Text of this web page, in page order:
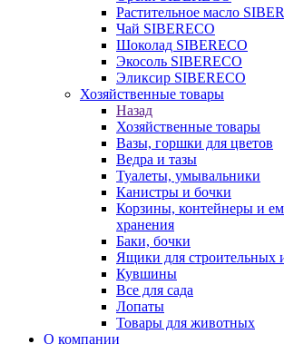
Растительное масло
Чай SIBERECO
Шоколад SIBERECO
Экосоль SIBERECO
Эликсир SIBERECO
Хозяйственные товары
Назад
Хозяйственные товары
Вазы, горшки для цветов
Ведра и тазы
Туалеты, умывальники
Канистры и бочки
Корзины, контейнеры и
хранения
Баки, бочки
Ящики для строительных
Кувшины
Все для сада
Лопаты
Товары для животных
О компании